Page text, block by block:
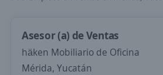
Asesor (a) de Ventas
häken Mobiliario de Oficina
Mérida, Yucatán